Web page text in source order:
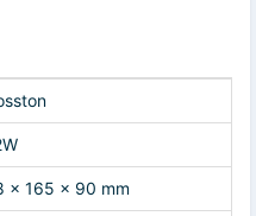
x 165 x 90 mm